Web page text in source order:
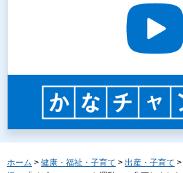
ホーム > 健康・福祉・子育て > 出産・子育て >